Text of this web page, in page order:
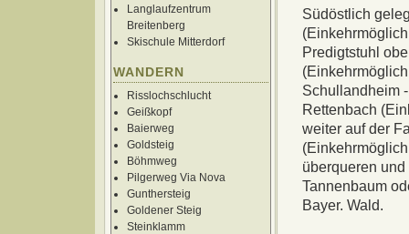
Langlaufzentrum
Breitenberg
Skischule Mitterdorf
WANDERN
Risslochschlucht
Geißkopf
Baierweg
Goldsteig
Böhmweg
Pilgerweg Via Nova
Gunthersteig
Goldener Steig
Steinklamm
Südöstlich
Predigtstuhl
Schullandheim
Rettenbach
weiter auf der
überqueren
Tannenbaum
Bayer. Wald.